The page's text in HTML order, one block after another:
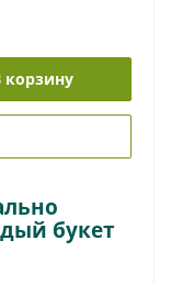
корзину
букет